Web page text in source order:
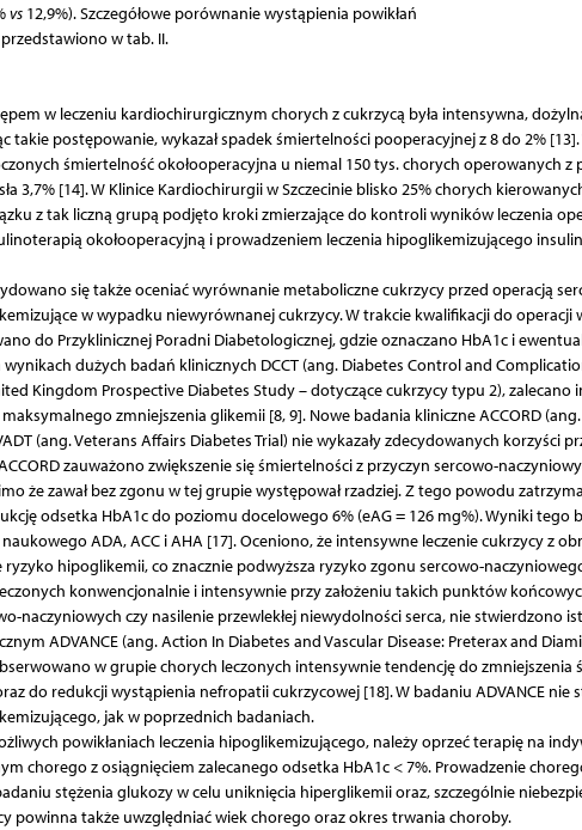
vs12,9%). Szczegółowe porównanie wystąpienia powikłań
w tab. II.
w leczeniu kardiochirurgicznym chorych z cukrzycą była intensywna,
takie postępowanie, wykazał spadek śmiertelności pooperacyjnej z 8 do 2%
śmiertelność okołooperacyjna u niemal 150 tys. chorych operowanych
3,7% [14]. W Klinice Kardiochirurgii w Szczecinie blisko 25% chorych
z tak liczną grupą podjęto kroki zmierzające do kontroli wyników leczenia
okołooperacyjną i prowadzeniem leczenia hipoglikemizującego
się także oceniać wyrównanie metaboliczne cukrzycy przed operacją
w wypadku niewyrównanej cukrzycy. W trakcie kwalifikacji do operacji
do Przyklinicznej Poradni Diabetologicznej, gdzie oznaczano HbA1c i
wynikach dużych badań klinicznych DCCT (ang. Diabetes Control and
Kingdom Prospective Diabetes Study – dotyczące cukrzycy typu 2),
zmniejszenia glikemii [8, 9]. Nowe badania kliniczne ACCORD
(ang. Veterans Affairs Diabetes Trial) nie wykazały zdecydowanych korzyści
zauważono zwiększenie się śmiertelności z przyczyn sercowo-
że zawał bez zgonu w tej grupie występował rzadziej. Z tego powodu
odsetka HbA1c do poziomu docelowego 6% (eAG = 126 mg%). Wyniki tego
ADA, ACC i AHA [17]. Oceniono, że intensywne leczenie cukrzycy z
ryzyko hipoglikemii, co znacznie podwyższa ryzyko zgonu sercowo-
konwencjonalnie i intensywnie przy założeniu takich punktów
naczyniowych czy nasilenie przewlekłej niewydolności serca, nie stwierdzono
ADVANCE (ang. Action In Diabetes and Vascular Disease: Preterax and
w grupie chorych leczonych intensywnie tendencję do zmniejszenia
do redukcji wystąpienia nefropatii cukrzycowej [18]. W badaniu ADVANCE
jak w poprzednich badaniach.
powikłaniach leczenia hipoglikemizującego, należy oprzeć terapię na
chorego z osiągnięciem zalecanego odsetka HbA1c < 7%. Prowadzenie
stężenia glukozy w celu uniknięcia hiperglikemii oraz, szczególnie
powinna także uwzględniać wiek chorego oraz okres trwania choroby.